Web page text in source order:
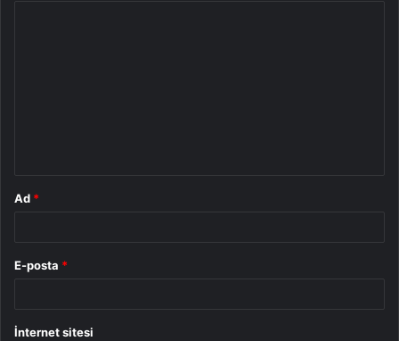
Ad *
E-posta *
İnternet sitesi